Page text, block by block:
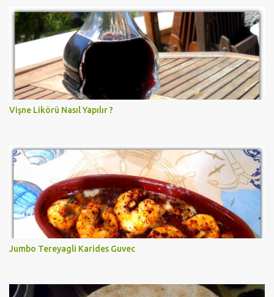
Vişne Likörü Nasıl Yapılır ?
Jumbo Tereyagli Karides Guvec